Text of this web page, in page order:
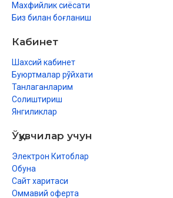
89.«Фиқҳий йўналишлар ва китоблар»
90.
91.«Мазҳаблар бирлик рамзи»
92.«Очиқ хат»
94.«Мўминнинг қалқони - муфассал рўза
95. «Мўминнинг умр сафари - муфассал ҳаж
Махфийлик сиёсати
Биз билан боғланиш
Кабинет
Шахсий кабинет
Буюртмалар рўйхати
Танлаганларим
Солиштириш
Янгиликлар
Ўқувчилар учун
Электрон Китоблар
Обуна
Сайт харитаси
Оммавий оферта